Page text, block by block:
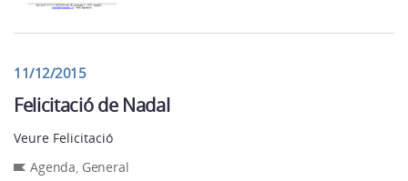
11/12/2015
Felicitació de Nadal
Veure Felicitació
Agenda, General